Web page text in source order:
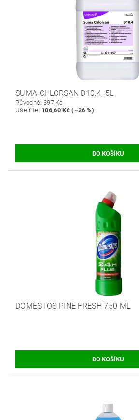
SUMA CHLORSAN D10.4, 5L
Původně: 397 Kč
Ušetříte: 106,60 Kč (–26 %)
DOMESTOS PINE FRESH 750 ML